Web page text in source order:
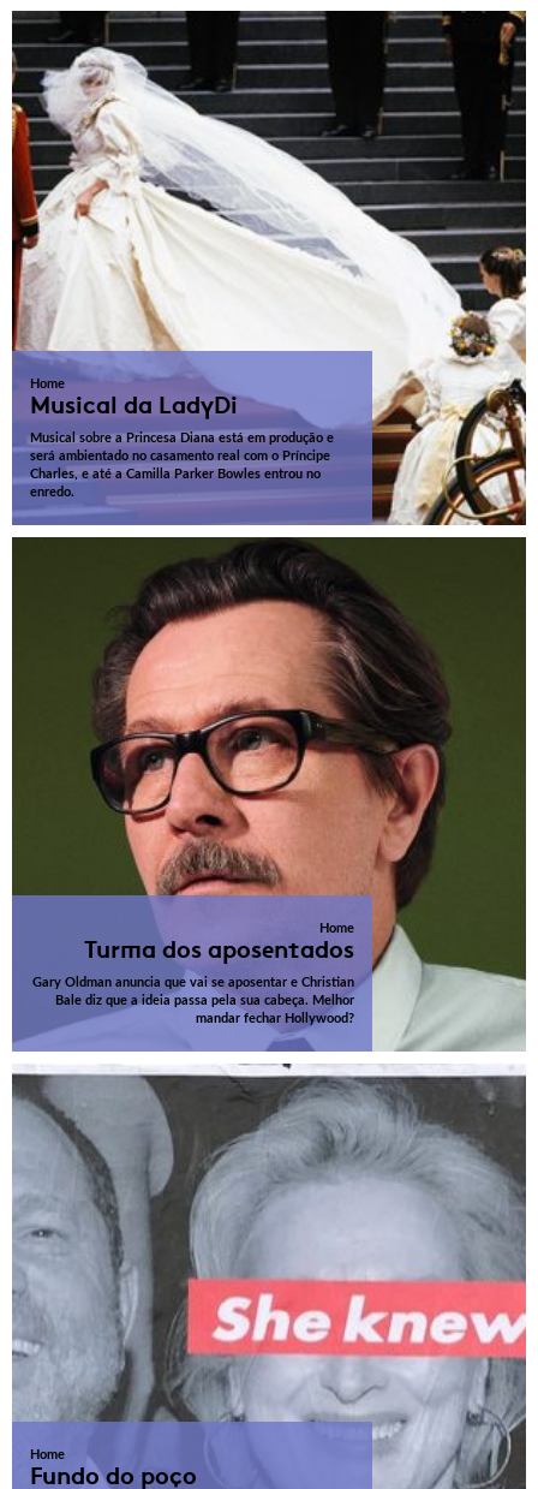
Home
Musical da LadyDi
Musical sobre a Princesa Diana está em produção e
será ambientado no casamento real com o Príncipe
Charles, e até a Camilla Parker Bowles entrou no
enredo.
Home
Turma dos aposentados
Gary Oldman anuncia que vai se aposentar e Christian
Bale diz que a ideia passa pela sua cabeça. Melhor
mandar fechar Hollywood?
Home
Fundo do poço